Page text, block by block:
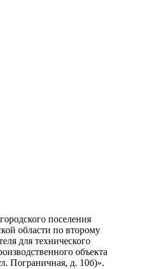
поселения
области по второму
для технического
объекта
Пограничная, д. 10б)».